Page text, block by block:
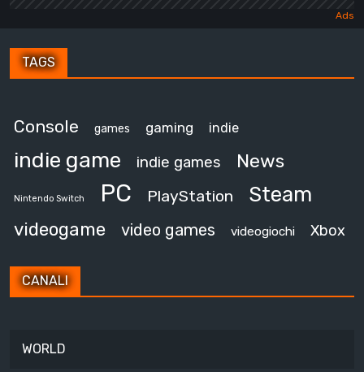
TAGS
Console games gaming indie
indie game indie games News
Nintendo Switch PC PlayStation Steam
videogame video games videogiochi Xbox
CANALI
WORLD